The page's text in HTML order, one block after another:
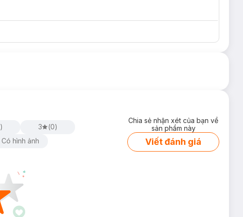
) 3 (0)
Có hình ảnh
Chia sẻ nhận xét của bạn về
sản phẩm này
Viết đánh giá